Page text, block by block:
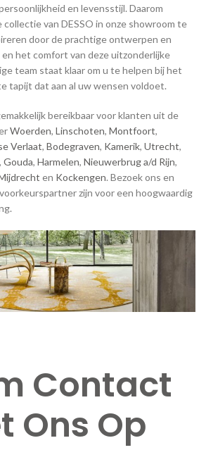
en levensstijl. Daarom
van DESSO in onze showroom te
door de prachtige ontwerpen en
het comfort van deze uitzonderlijke
team staat klaar om u te helpen bij het
tapijt dat aan al uw wensen voldoet.
bereikbaar voor klanten uit de
Woerden, Linschoten, Montfoort,
Verlaat, Bodegraven, Kamerik, Utrecht,
, Gouda, Harmelen, Nieuwerbrug a/d Rijn,
en Kockengen. Bezoek ons en
zijn voor een hoogwaardig
Contact
Ons Op